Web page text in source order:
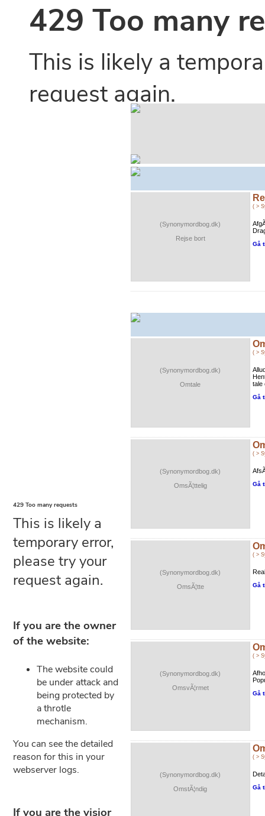
(Synonymordbog.dk)
Rejse bort
( >
Gå
(Synonymordbog.dk)
Omtale
( >
tale
Gå
(Synonymordbog.dk)
OmsÃ¦ttelig
( >
Gå
(Synonymordbog.dk)
OmsÃ¦tte
( >
Gå
(Synonymordbog.dk)
OmsvÃ¦rmet
( >
Gå
(Synonymordbog.dk)
OmstÃ¦ndig
( >
Gå